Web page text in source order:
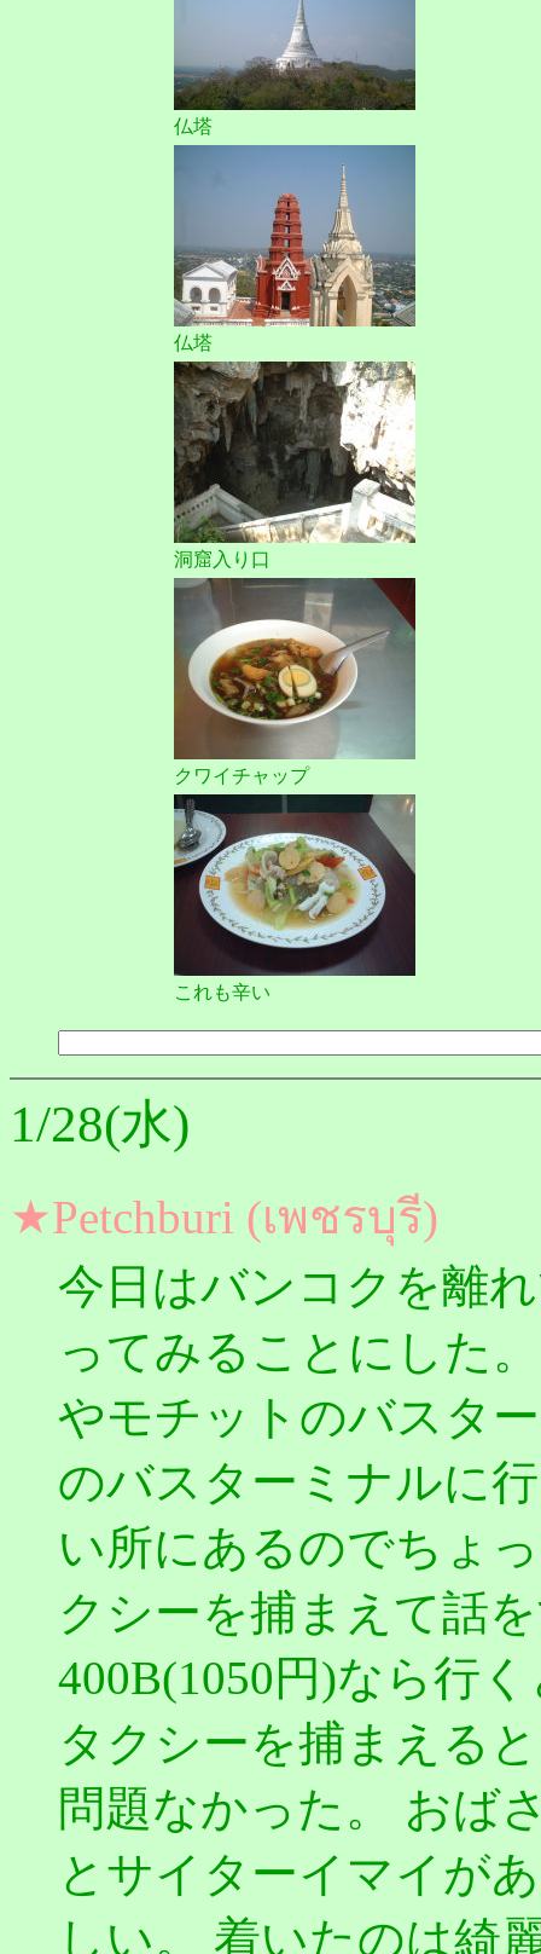
仏塔
仏塔
洞窟入り口
クワイチャップ
これも辛い
1/28(水)
★Petchburi (เพชรบุรี)
今日はバンコクを離
ってみることにした
やモチットのバスタ
のバスターミナルに
い所にあるのでちょ
クシーを捕まえて話
400B(1050円)なら行
タクシーを捕まえる
問題なかった。 おば
とサイターイマイが
しい。 着いたのは綺